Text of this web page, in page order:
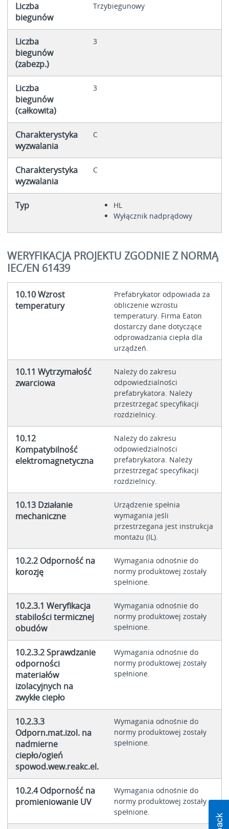
Liczba
biegunów
Trzybiegunowy
Liczba
biegunów
(zabezp.)
3
Liczba
biegunów
(całkowita)
3
Charakterystyka
wyzwalania
C
Charakterystyka
wyzwalania
C
Typ
HL
Wyłącznik nadprądowy
WERYFIKACJA PROJEKTU ZGODNIE Z NORMĄ
IEC/EN 61439
10.10 Wzrost
temperatury
Prefabrykator odpowiada za
obliczenie wzrostu
temperatury. Firma Eaton
dostarczy dane dotyczące
odprowadzania ciepła dla
urządzeń.
10.11 Wytrzymałość
zwarciowa
Należy do zakresu
odpowiedzialności
prefabrykatora. Należy
przestrzegać specyfikacji
rozdzielnicy.
10.12
Kompatybilność
elektromagnetyczna
Należy do zakresu
odpowiedzialności
prefabrykatora. Należy
przestrzegać specyfikacji
rozdzielnicy.
10.13 Działanie
mechaniczne
Urządzenie spełnia
wymagania jeśli
przestrzegana jest instrukcja
montażu (IL).
10.2.2 Odporność na
korozję
Wymagania odnośnie do
normy produktowej zostały
spełnione.
10.2.3.1 Weryfikacja
stabilości termicznej
obudów
Wymagania odnośnie do
normy produktowej zostały
spełnione.
10.2.3.2 Sprawdzanie
odporności
materiałów
izolacyjnych na
zwykłe ciepło
Wymagania odnośnie do
normy produktowej zostały
spełnione.
10.2.3.3
Odporn.mat.izol. na
nadmierne
ciepło/ogień
spowod.wew.reakc.el.
Wymagania odnośnie do
normy produktowej zostały
spełnione.
10.2.4 Odporność na
promieniowanie UV
Wymagania odnośnie do
normy produktowej zostały
spełnione.